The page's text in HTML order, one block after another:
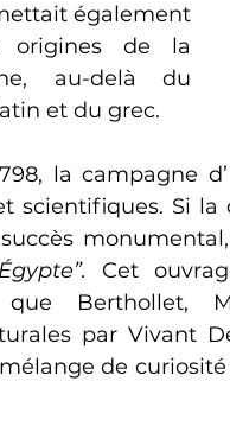
également
origines de la
au-delà du
et du grec.
la campagne
scientifiques. Si la
Cet
Berthollet,
par Vivant
mélange de